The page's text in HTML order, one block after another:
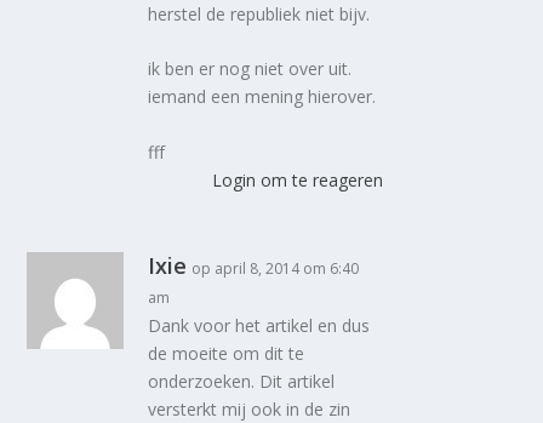
herstel de republiek niet bijv.
ik ben er nog niet over uit.
iemand een mening hierover.
fff
Login om te reageren
Ixie op april 8, 2014 om 6:40
am
Dank voor het artikel en dus
de moeite om dit te
onderzoeken. Dit artikel
versterkt mij ook in de zin